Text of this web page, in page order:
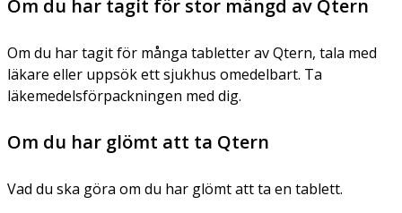
Om du har tagit för stor mängd av Qtern
Om du har tagit för många tabletter av Qtern, tala med
läkare eller uppsök ett sjukhus omedelbart. Ta
läkemedelsförpackningen med dig.
Om du har glömt att ta Qtern
Vad du ska göra om du har glömt att ta en tablett.